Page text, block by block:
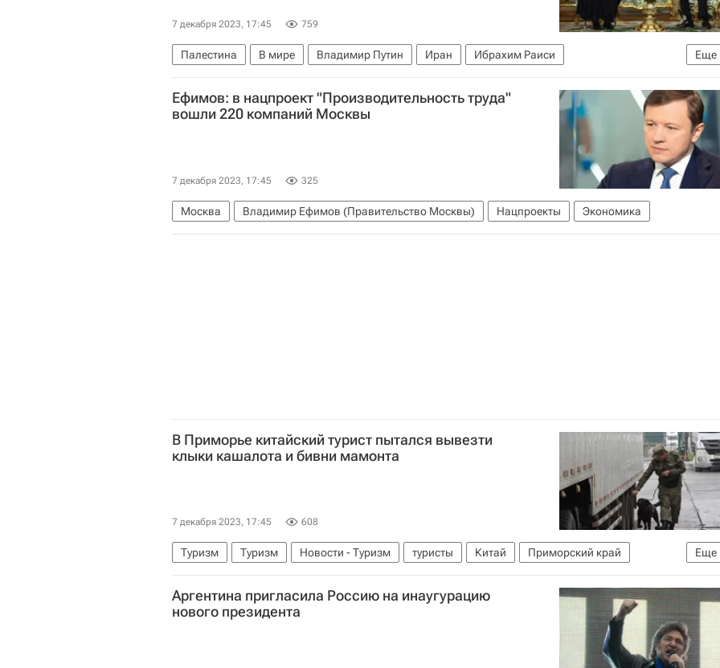
7 декабря 2023, 17:45 759
Еще
Палестина В мире Владимир Путин Иран
Ибрахим Раиси
Обострение палестино-израильского конфликта в 2023 году
Ефимов: в нацпроект "Производительность труда"
вошли 220 компаний Москвы
7 декабря 2023, 17:45 325
Москва Владимир Ефимов (Правительство Москвы) Нацпроекты Экономика
В Приморье китайский турист пытался вывезти
клыки кашалота и бивни мамонта
7 декабря 2023, 17:45 608
Еще
Туризм Туризм Новости - Туризм туристы Китай
Приморский край
Федеральная таможенная служба (ФТС России)
Аргентина пригласила Россию на инаугурацию
нового президента